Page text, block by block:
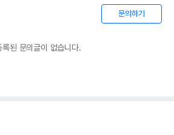
문의하기
록된 문의글이 없습니다.